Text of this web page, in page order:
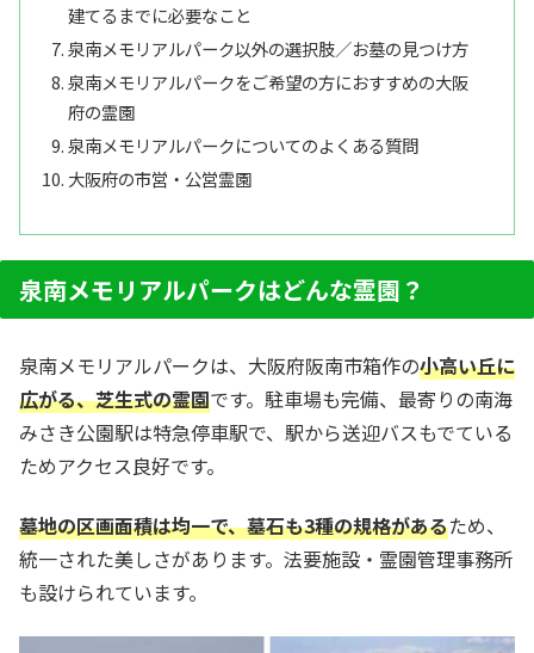
建てるまでに必要なこと
泉南メモリアルパーク以外の選択肢／お墓の見つけ方
泉南メモリアルパークをご希望の方におすすめの大阪
府の霊園
泉南メモリアルパークについてのよくある質問
大阪府の市営・公営霊園
泉南メモリアルパークはどんな霊園？
泉南メモリアルパークは、大阪府阪南市箱作の小高い丘に
広がる、芝生式の霊園です。駐車場も完備、最寄りの南海
みさき公園駅は特急停車駅で、駅から送迎バスもでている
ためアクセス良好です。
墓地の区画面積は均一で、墓石も3種の規格があるため、
統一された美しさがあります。法要施設・霊園管理事務所
も設けられています。